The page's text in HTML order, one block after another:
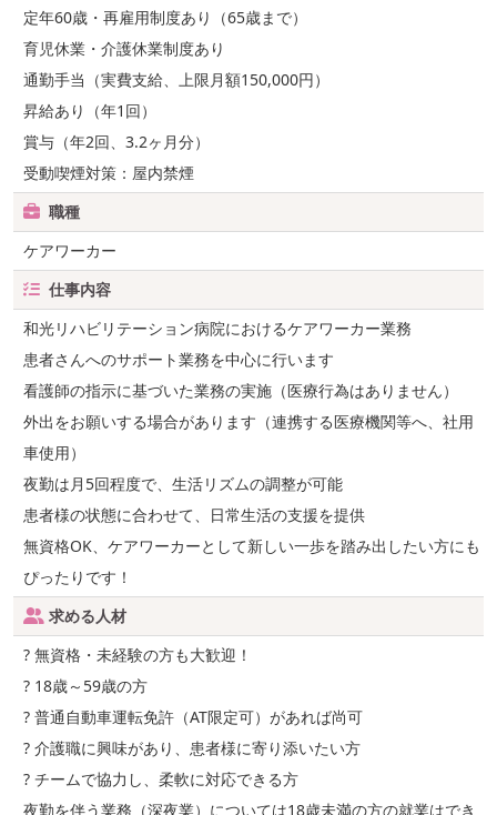
定年60歳・再雇用制度あり（65歳まで）
育児休業・介護休業制度あり
通勤手当（実費支給、上限月額150,000円）
昇給あり（年1回）
賞与（年2回、3.2ヶ月分）
受動喫煙対策：屋内禁煙
職種
ケアワーカー
仕事内容
和光リハビリテーション病院におけるケアワーカー業務
患者さんへのサポート業務を中心に行います
看護師の指示に基づいた業務の実施（医療行為はありません）
外出をお願いする場合があります（連携する医療機関等へ、社用
車使用）
夜勤は月5回程度で、生活リズムの調整が可能
患者様の状態に合わせて、日常生活の支援を提供
無資格OK、ケアワーカーとして新しい一歩を踏み出したい方にも
ぴったりです！
求める人材
? 無資格・未経験の方も大歓迎！
? 18歳～59歳の方
? 普通自動車運転免許（AT限定可）があれば尚可
? 介護職に興味があり、患者様に寄り添いたい方
? チームで協力し、柔軟に対応できる方
夜勤を伴う業務（深夜業）については18歳未満の方の就業はでき